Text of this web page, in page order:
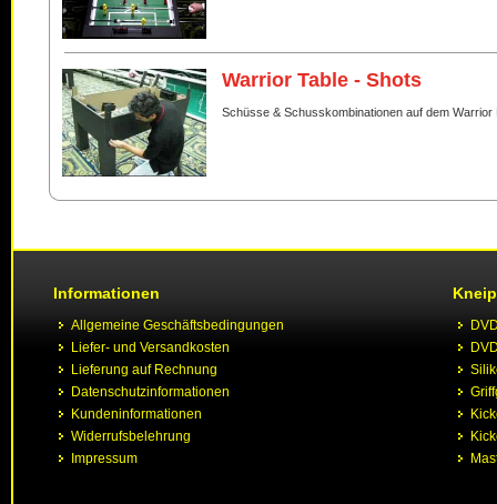
Warrior Table - Shots
Schüsse & Schusskombinationen auf dem Warrior
Informationen
Allgemeine Geschäftsbedingungen
Liefer- und Versandkosten
Lieferung auf Rechnung
Datenschutzinformationen
Kundeninformationen
Widerrufsbelehrung
Impressum